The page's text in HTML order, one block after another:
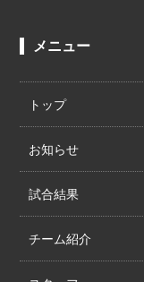
メニュー
トップ
お知らせ
試合結果
チーム紹介